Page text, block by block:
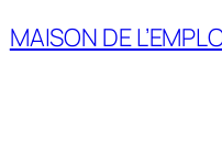
MAISON DE